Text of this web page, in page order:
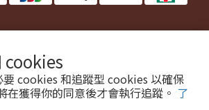
cookies
cookies 和追蹤型 cookies 以確保
在獲得你的同意後才會執行追蹤。 了
中文